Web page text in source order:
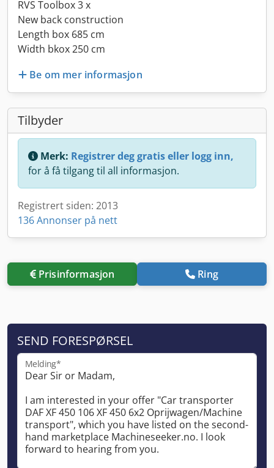
RVS Toolbox 3 x
New back construction
Length box 685 cm
Width bkox 250 cm
Be om mer informasjon
Tilbyder
Merk: Registrer deg gratis eller logg inn,
for å få tilgang til all informasjon.
Registrert siden: 2013
136 Annonser på nett
Prisinformasjon Ring
SEND FORESPØRSEL
Melding*